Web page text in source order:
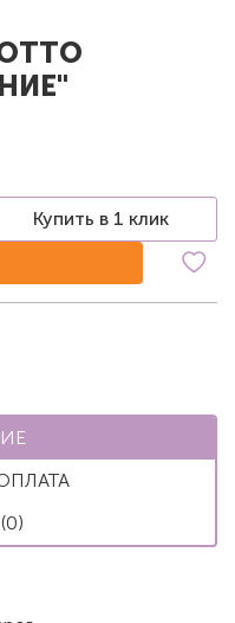
Купить в 1 клик